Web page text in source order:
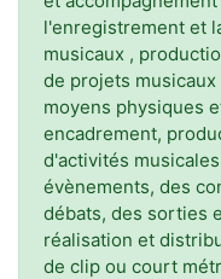
l'enregistrement et
musicaux ,
de projets
moyens physiques
encadrement,
d'activités
évènements, des
débats, des sorties
réalisation et
de clip ou court